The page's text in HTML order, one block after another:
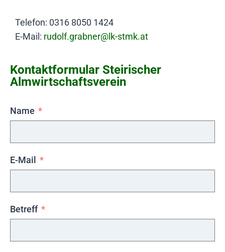
Telefon: 0316 8050 1424
E-Mail: rudolf.grabner@lk-stmk.at
Kontaktformular Steirischer
Almwirtschaftsverein
Name
E-Mail
Betreff